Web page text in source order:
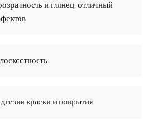
и глянец, отличный
краски и покрытия